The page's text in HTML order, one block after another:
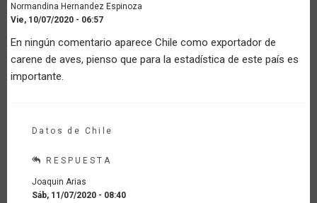
Normandina Hernandez Espinoza
Vie, 10/07/2020 - 06:57
En ningún comentario aparece Chile como exportador de
carene de aves, pienso que para la estadística de este país es
importante.
Datos de Chile
RESPUESTA
Joaquin Arias
Sáb, 11/07/2020 - 08:40